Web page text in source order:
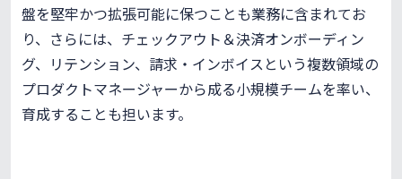
盤を堅牢かつ拡張可能に保つことも業務に含まれてお
り、さらには、チェックアウト＆決済オンボーディン
グ、リテンション、請求・インボイスという複数領域の
プロダクトマネージャーから成る小規模チームを率い、
育成することも担います。